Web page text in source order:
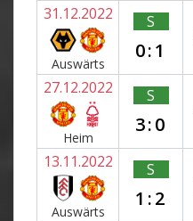
31.12.2022
Auswärts
S
0:1
27.12.2022
Heim
S
3:0
13.11.2022
Auswärts
S
1:2